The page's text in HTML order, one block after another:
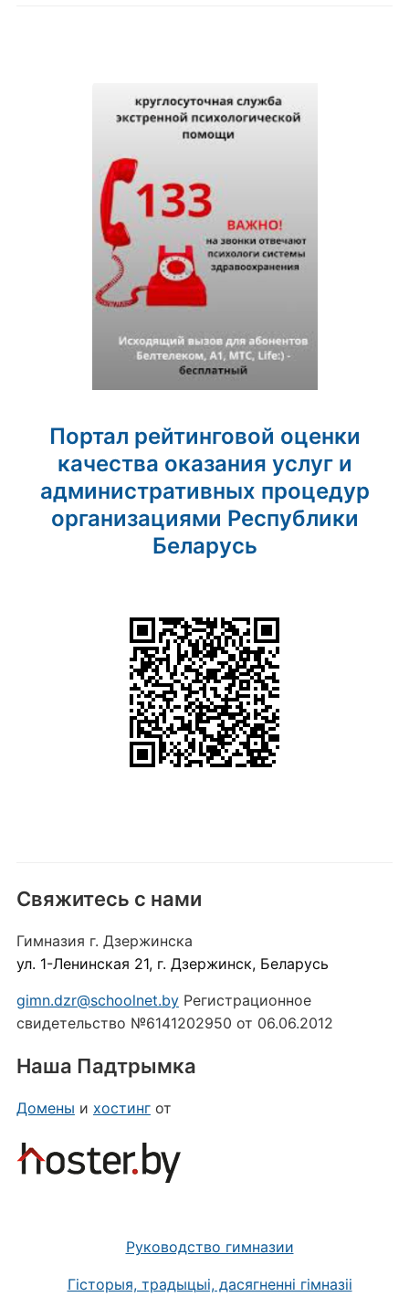
Портал рейтинговой оценки
качества оказания услуг и
административных процедур
организациями Республики
Беларусь
Свяжитесь с нами
Гимназия г. Дзержинска
ул. 1-Ленинская 21, г. Дзержинск, Беларусь
gimn.dzr@schoolnet.byРегистрационное
свидетельство №6141202950 от 06.06.2012
Наша Падтрымка
Домены и хостингот
Руководство гимназии
Гісторыя, традыцыі, дасягненні гімназіі